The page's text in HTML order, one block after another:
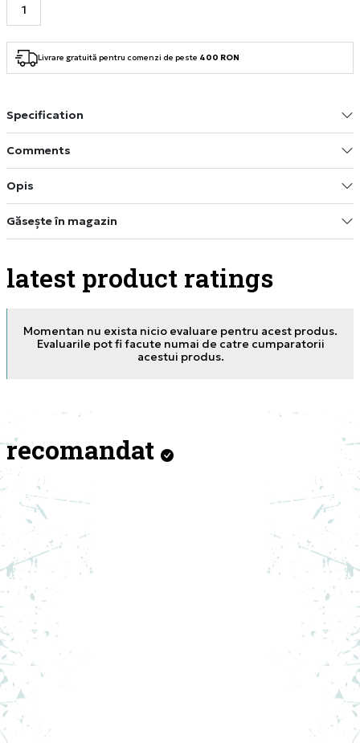
Livrare gratuită pentru comenzi de peste 400 RON
Specification
Comments
Opis
Găsește în magazin
latest product ratings
Momentan nu exista nicio evaluare pentru acest produs.
Evaluarile pot fi facute numai de catre cumparatorii
acestui produs.
recomandat